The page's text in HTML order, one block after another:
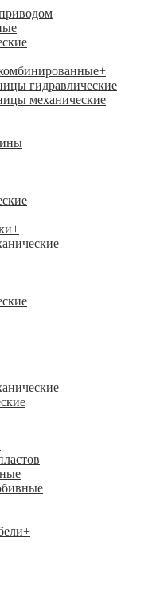
+
гидравлические
механические
+
+